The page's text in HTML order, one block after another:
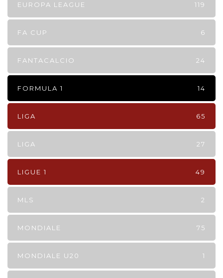
EUROPA LEAGUE 119
FA CUP 6
FANTACALCIO 24
FORMULA 1 14
LIGA 65
LIGA 27
LIGUE 1 49
MLS 2
MONDIALE 75
MONDIALE U20 1